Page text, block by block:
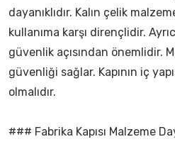
dayanıklıdır. Kalın çelik
kullanıma karşı dirençlidir.
güvenlik açısından önemlidir.
güvenliği sağlar. Kapının iç
olmalıdır.
### Fabrika Kapısı Malzeme